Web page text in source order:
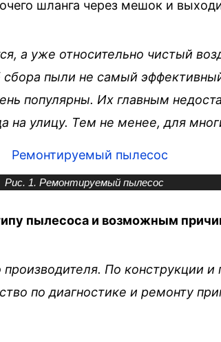
шланга через мешок и
а уже относительно чистый
пыли не самый
популярны. Их главным
улицу. Тем не менее, для
Рис. 1. Ремонтируемый пылесос
пылесоса и возможным
По конструкции
по диагностике и ремонту